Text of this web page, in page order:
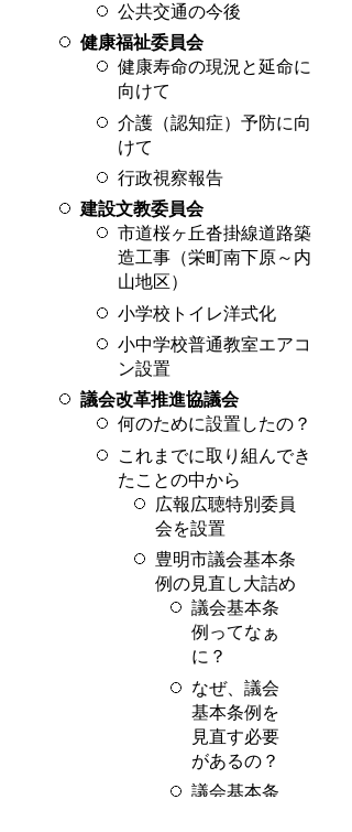
公共交通の今後
健康福祉委員会
健康寿命の現況と延命に
向けて
介護（認知症）予防に向
けて
行政視察報告
建設文教委員会
市道桜ヶ丘沓掛線道路築
造工事（栄町南下原～内
山地区）
小学校トイレ洋式化
小中学校普通教室エアコ
ン設置
議会改革推進協議会
何のために設置したの？
これまでに取り組んでき
たことの中から
広報広聴特別委員
会を設置
豊明市議会基本条
例の見直し大詰め
議会基本条
例ってなぁ
に？
なぜ、議会
基本条例を
見直す必要
があるの？
議会基本条